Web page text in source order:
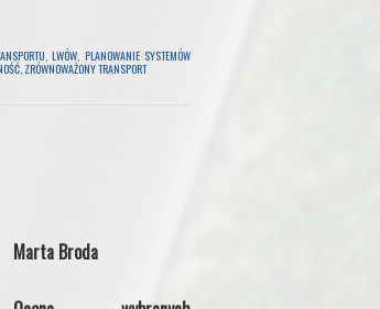
,LWÓW, PLANOWANIE SYSTEMÓW
, ZRÓWNOWAŻONY TRANSPORT
Marta Broda